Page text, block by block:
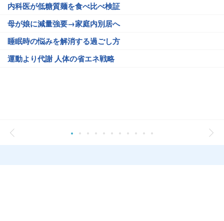
内科医が低糖質麺を食べ比べ検証
母が娘に減量強要→家庭内別居へ
睡眠時の悩みを解消する過ごし方
運動より代謝 人体の省エネ戦略